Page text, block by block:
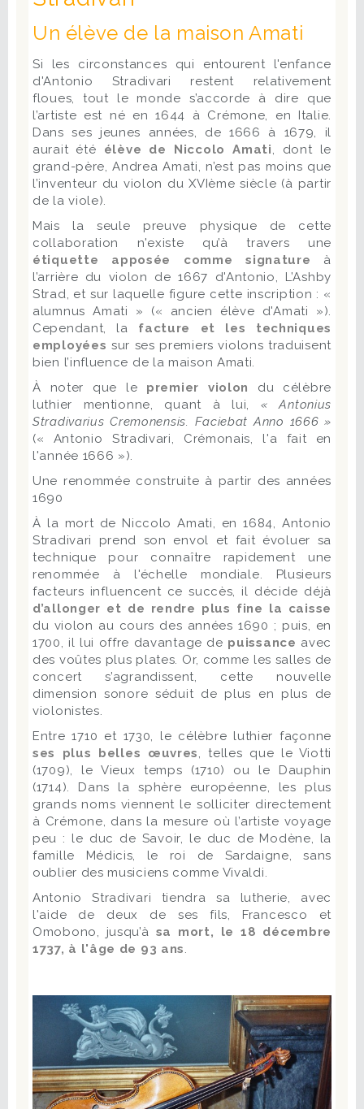
Un élève de la maison Amati
Si les circonstances qui entourent l'enfance
d'Antonio Stradivari restent relativement
floues, tout le monde s’accorde à dire que
l’artiste est né en 1644 à Crémone, en Italie.
Dans ses jeunes années, de 1666 à 1679, il
aurait été élève de Niccolo Amati, dont le
grand-père, Andrea Amati, n’est pas moins que
l’inventeur du violon du XVIème siècle (à partir
de la viole).
Mais la seule preuve physique de cette
collaboration n'existe qu’à travers une
étiquette apposée comme signature à
l’arrière du violon de 1667 d'Antonio, L’Ashby
Strad, et sur laquelle figure cette inscription : «
alumnus Amati » (« ancien élève d'Amati »).
Cependant, la facture et les techniques
employées sur ses premiers violons traduisent
bien l’influence de la maison Amati.
À noter que le premier violon
du célèbre
luthier mentionne, quant à lui, « Antonius
Stradivarius Cremonensis. Faciebat Anno 1666 »
(« Antonio Stradivari, Crémonais, l'a fait en
l'année 1666 »).
Une renommée construite à partir des années
1690
À la mort de Niccolo Amati, en 1684, Antonio
Stradivari prend son envol et fait évoluer sa
technique pour connaître rapidement une
renommée à l'échelle mondiale. Plusieurs
facteurs influencent ce succès, il décide déjà
d’allonger et de rendre plus fine la caisse
du violon au cours des années 1690 ; puis, en
1700, il lui offre davantage de puissance avec
des voûtes plus plates. Or, comme les salles de
concert s’agrandissent, cette nouvelle
dimension sonore séduit de plus en plus de
violonistes.
Entre 1710 et 1730, le célèbre luthier façonne
ses plus belles œuvres, telles que le Viotti
(1709), le Vieux temps (1710) ou le Dauphin
(1714). Dans la sphère européenne, les plus
grands noms viennent le solliciter directement
à Crémone, dans la mesure où l’artiste voyage
peu : le duc de Savoir, le duc de Modène, la
famille Médicis, le roi de Sardaigne, sans
oublier des musiciens comme Vivaldi.
Antonio Stradivari tiendra sa lutherie, avec
l'aide de deux de ses fils, Francesco et
Omobono, jusqu’à sa mort, le 18 décembre
1737, à l'âge de 93 ans.